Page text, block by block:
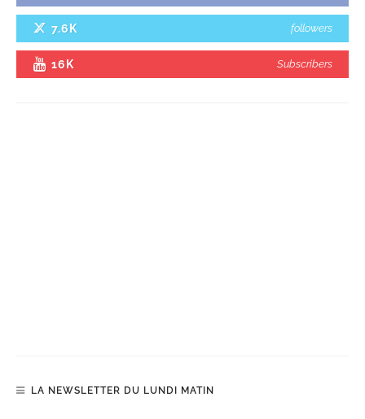
7.6K followers
16K Subscribers
LA NEWSLETTER DU LUNDI MATIN